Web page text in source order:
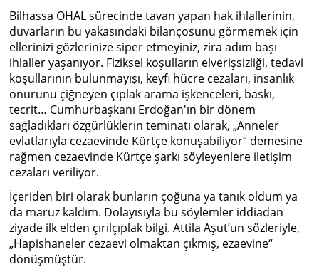
Bilhassa OHAL sürecinde tavan yapan hak ihlallerinin,
duvarların bu yakasındaki bilançosunu görmemek için
ellerinizi gözlerinize siper etmeyiniz, zira adım başı
ihlaller yaşanıyor. Fiziksel koşulların elverişsizliği, tedavi
koşullarının bulunmayışı, keyfi hücre cezaları, insanlık
onurunu çiğneyen çıplak arama işkenceleri, baskı,
tecrit… Cumhurbaşkanı Erdoğan'ın bir dönem
sağladıkları özgürlüklerin teminatı olarak, „Anneler
evlatlarıyla cezaevinde Kürtçe konuşabiliyor“ demesine
rağmen cezaevinde Kürtçe şarkı söyleyenlere iletişim
cezaları veriliyor.
İçeriden biri olarak bunların çoğuna ya tanık oldum ya
da maruz kaldım. Dolayısıyla bu söylemler iddiadan
ziyade ilk elden çırılçıplak bilgi. Attila Aşut’un sözleriyle,
„Hapishaneler cezaevi olmaktan çıkmış, ezaevine“
dönüşmüştür.